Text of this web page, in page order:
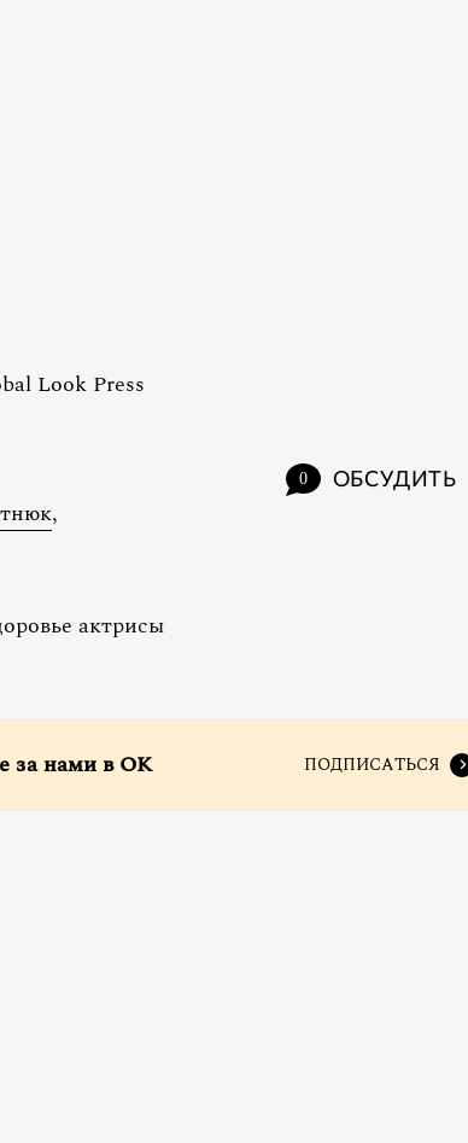
Look Press
0 ОБСУДИТЬ
,
актрисы
за нами в ОК ПОДПИСАТЬСЯ